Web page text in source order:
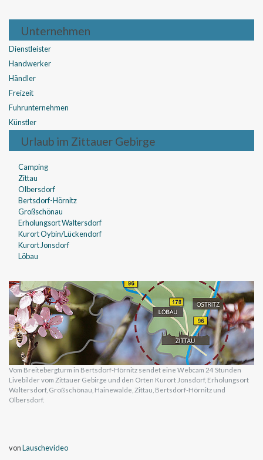
Unternehmen
Dienstleister
Handwerker
Händler
Freizeit
Fuhrunternehmen
Künstler
Urlaub im Zittauer Gebirge
Camping
Zittau
Olbersdorf
Bertsdorf-Hörnitz
Großschönau
Erholungsort Waltersdorf
Kurort Oybin/Lückendorf
Kurort Jonsdorf
Löbau
Vom Breitebergturm in Bertsdorf-Hörnitz sendet eine Webcam 24 Stunden
Livebilder vom Zittauer Gebirge und den Orten Kurort Jonsdorf, Erholungsort
Waltersdorf, Großschönau, Hainewalde, Zittau, Bertsdorf-Hörnitz und
Olbersdorf.
vonLauschevideo